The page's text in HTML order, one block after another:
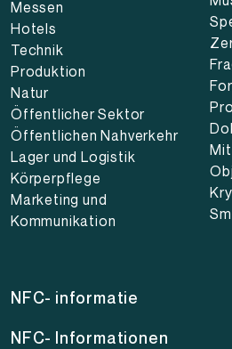
Messen
Hotels
Technik
Produktion
Natur
Öffentlicher Sektor
Öffentlichen Nahverkehr
Lager und Logistik
Körperpflege
Marketing und
Kommunikation
NFC- informatie
NFC- Informationen